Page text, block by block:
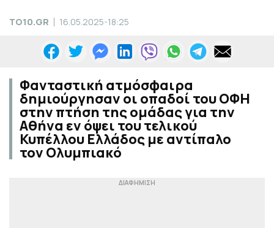
TO10.GR 16.05.2025-18:25
Φανταστική ατμόσφαιρα
δημιούργησαν οι οπαδοί του ΟΦΗ
στην πτήση της ομάδας για την
Αθήνα εν όψει του τελικού
Κυπέλλου Ελλάδος με αντίπαλο
τον Ολυμπιακό